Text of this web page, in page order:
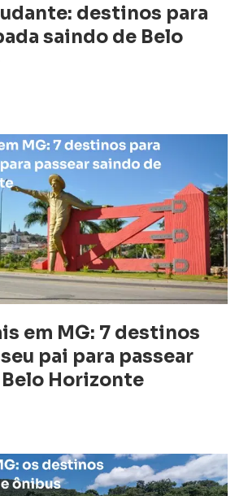
destinos para
saindo de Belo
em MG: 7 destinos
pai para passear
Horizonte